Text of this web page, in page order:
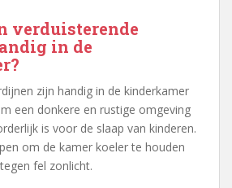
verduisterende
in de
zijn handig in de kinderkamer
een donkere en rustige omgeving
is voor de slaap van kinderen.
om de kamer koeler te houden
fel zonlicht.